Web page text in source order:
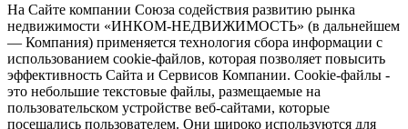
На Сайте компании Союза содействия развитию рынка
недвижимости «ИНКОМ-НЕДВИЖИМОСТЬ» (в дальнейшем
— Компания) применяется технология сбора информации с
использованием cookie-файлов, которая позволяет повысить
эффективность Сайта и Сервисов Компании. Сookie-файлы -
это небольшие текстовые файлы, размещаемые на
пользовательском устройстве веб-сайтами, которые
посещались пользователем. Они широко используются для